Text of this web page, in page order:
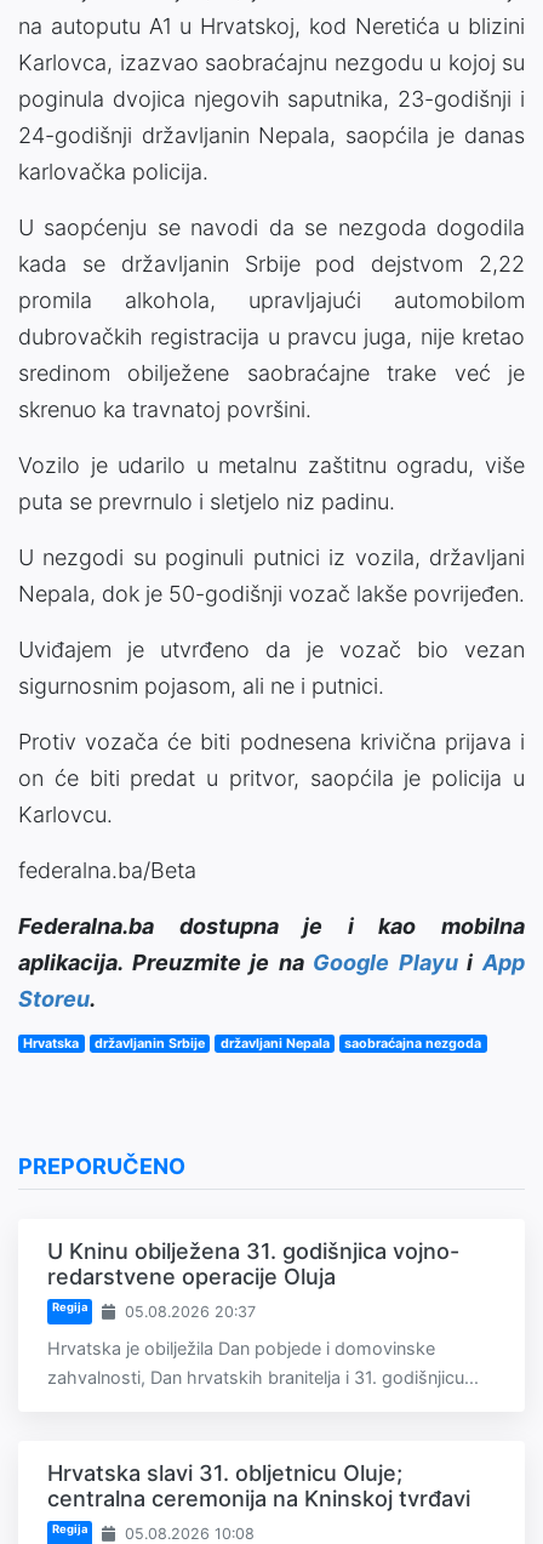
na autoputu A1 u Hrvatskoj, kod Neretića u blizini
Karlovca, izazvao saobraćajnu nezgodu u kojoj su
poginula dvojica njegovih saputnika, 23-godišnji i
24-godišnji državljanin Nepala, saopćila je danas
karlovačka policija.
U saopćenju se navodi da se nezgoda dogodila
kada se državljanin Srbije pod dejstvom 2,22
promila alkohola, upravljajući automobilom
dubrovačkih registracija u pravcu juga, nije kretao
sredinom obilježene saobraćajne trake već je
skrenuo ka travnatoj površini.
Vozilo je udarilo u metalnu zaštitnu ogradu, više
puta se prevrnulo i sletjelo niz padinu.
U nezgodi su poginuli putnici iz vozila, državljani
Nepala, dok je 50-godišnji vozač lakše povrijeđen.
Uviđajem je utvrđeno da je vozač bio vezan
sigurnosnim pojasom, ali ne i putnici.
Protiv vozača će biti podnesena krivična prijava i
on će biti predat u pritvor, saopćila je policija u
Karlovcu.
federalna.ba/Beta
Federalna.ba dostupna je i kao mobilna
aplikacija. Preuzmite je na Google PlayuiApp
Storeu.
Hrvatska državljanin Srbije državljani Nepala saobraćajna nezgoda
PREPORUČENO
U Kninu obilježena 31. godišnjica vojno-
redarstvene operacije Oluja
Regija 05.08.2026 20:37
Hrvatska je obilježila Dan pobjede i domovinske
zahvalnosti, Dan hrvatskih branitelja i 31. godišnjicu...
Hrvatska slavi 31. obljetnicu Oluje;
centralna ceremonija na Kninskoj tvrđavi
Regija 05.08.2026 10:08